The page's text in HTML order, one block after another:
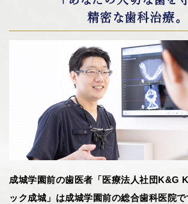
精密な歯科治療。
成城学園前の歯医者「医療法人社団K&G
ック成城」は成城学園前の総合歯科医院で